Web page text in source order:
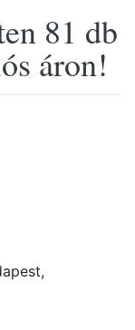
81 db
áron!